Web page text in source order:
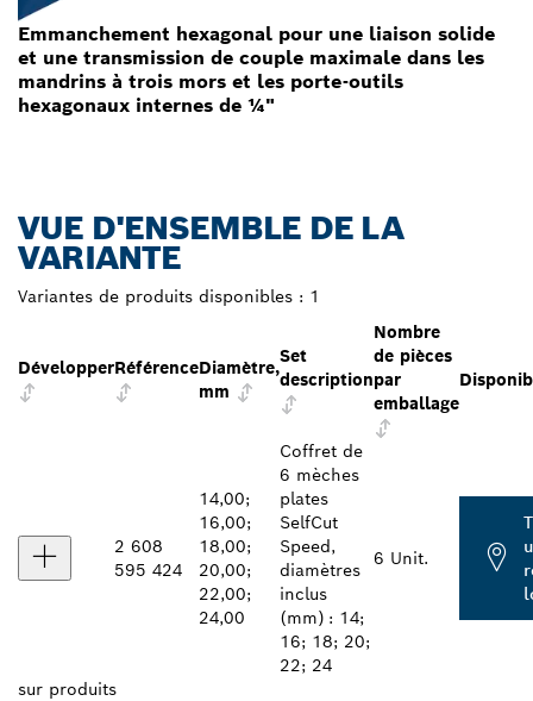
Emmanchement hexagonal pour une liaison solide
et une transmission de couple maximale dans les
mandrins à trois mors et les porte-outils
hexagonaux internes de ¼"
VUE D'ENSEMBLE DE LA
VARIANTE
Variantes de produits disponibles : 1
DévelopperRéférenceDiamètre,
mm
Set
description
Nombre
de pièces
par
emballage
2 608
595 424
14,00;
16,00;
18,00;
20,00;
22,00;
24,00
Coffret de
6 mèches
plates
SelfCut
Speed,
diamètres
inclus
(mm) : 14;
16; 18; 20;
22; 24
6 Unit.
sur produits